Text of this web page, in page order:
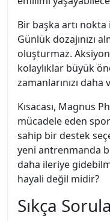
Bir başka artı nokta
Günlük dozajınızı
oluşturmaz.
kolaylıklar büyük
zamanlarınızı daha
Kısacası, Magnus
mücadele eden
sahip bir destek
yeni antrenmanda
daha ileriye
hayali değil midir?
Sıkça